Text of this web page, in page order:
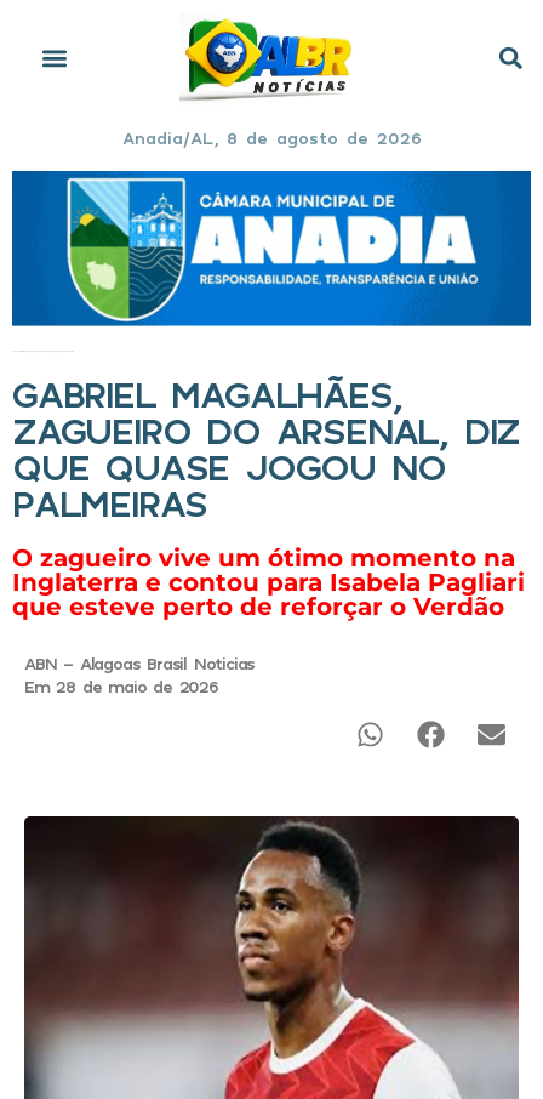
Anadia/AL, 8 de agosto de 2026
GABRIEL MAGALHÃES,
ZAGUEIRO DO ARSENAL, DIZ
QUE QUASE JOGOU NO
PALMEIRAS
O zagueiro vive um ótimo momento na
Inglaterra e contou para Isabela Pagliari
que esteve perto de reforçar o Verdão
ABN - Alagoas Brasil Noticias
Em 28 de maio de 2026